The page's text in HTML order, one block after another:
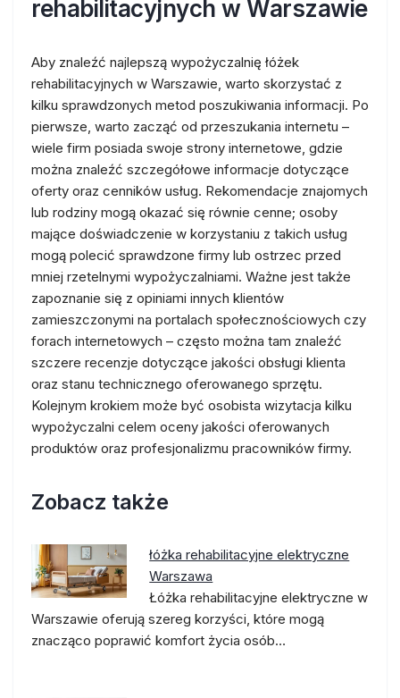
rehabilitacyjnych w Warszawie
Aby znaleźć najlepszą wypożyczalnię łóżek
rehabilitacyjnych w Warszawie, warto skorzystać z
kilku sprawdzonych metod poszukiwania informacji. Po
pierwsze, warto zacząć od przeszukania internetu –
wiele firm posiada swoje strony internetowe, gdzie
można znaleźć szczegółowe informacje dotyczące
oferty oraz cenników usług. Rekomendacje znajomych
lub rodziny mogą okazać się równie cenne; osoby
mające doświadczenie w korzystaniu z takich usług
mogą polecić sprawdzone firmy lub ostrzec przed
mniej rzetelnymi wypożyczalniami. Ważne jest także
zapoznanie się z opiniami innych klientów
zamieszczonymi na portalach społecznościowych czy
forach internetowych – często można tam znaleźć
szczere recenzje dotyczące jakości obsługi klienta
oraz stanu technicznego oferowanego sprzętu.
Kolejnym krokiem może być osobista wizytacja kilku
wypożyczalni celem oceny jakości oferowanych
produktów oraz profesjonalizmu pracowników firmy.
Zobacz także
łóżka rehabilitacyjne elektryczne
Warszawa
Łóżka rehabilitacyjne elektryczne w
Warszawie oferują szereg korzyści, które mogą
znacząco poprawić komfort życia osób…